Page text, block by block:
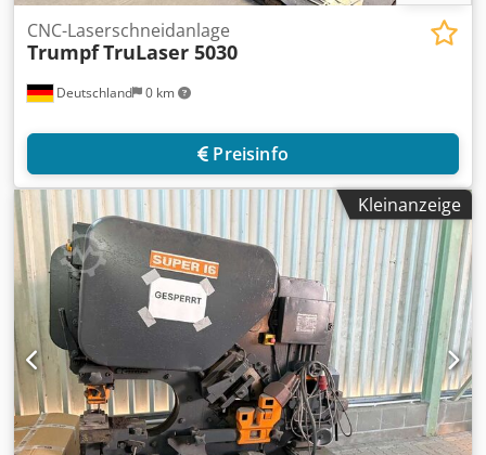
Deutschland 0 km
CNC-Laserschneidanlage
TrumpfTruLaser 5030
Preisinfo
Kleinanzeige